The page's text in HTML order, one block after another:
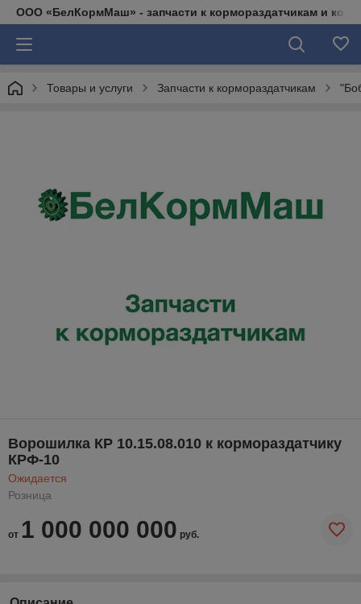
ООО «БелКормМаш» - запчасти к кормораздатчикам и
Товары и услуги Запчасти к кормораздатчикам
Ворошилка КР 10.15.08.010 к кормораздатчику
КРФ-10
Ожидается
Розница
от 1 000 000 000 руб.